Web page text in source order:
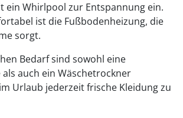
ein Whirlpool zur Entspannung ein.
ist die Fußbodenheizung, die
sorgt.
Bedarf sind sowohl eine
auch ein Wäschetrockner
Urlaub jederzeit frische Kleidung zu